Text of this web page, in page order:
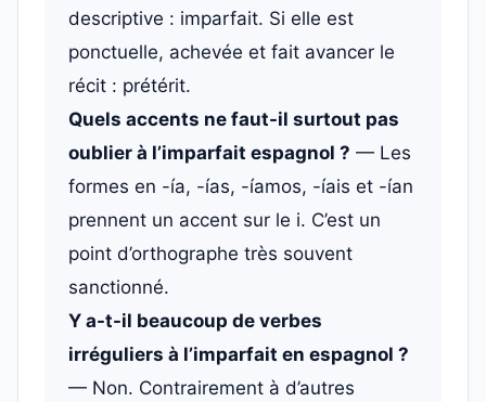
descriptive : imparfait. Si elle est
ponctuelle, achevée et fait avancer le
récit : prétérit.
Quels accents ne faut-il surtout pas
oublier à l’imparfait espagnol ? — Les
formes en -ía, -ías, -íamos, -íais et -ían
prennent un accent sur le i. C’est un
point d’orthographe très souvent
sanctionné.
Y a-t-il beaucoup de verbes
irréguliers à l’imparfait en espagnol ?
— Non. Contrairement à d’autres